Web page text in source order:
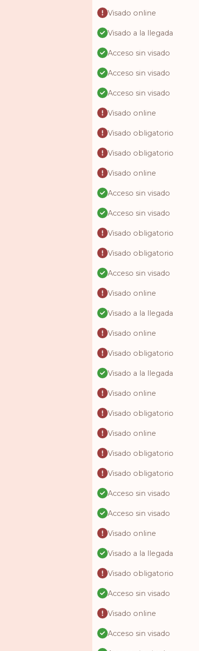
Visado online
Visado a la llegada
Acceso sin visado
Acceso sin visado
Acceso sin visado
Visado online
Visado obligatorio
Visado obligatorio
Visado online
Acceso sin visado
Acceso sin visado
Visado obligatorio
Visado obligatorio
Acceso sin visado
Visado online
Visado a la llegada
Visado online
Visado obligatorio
Visado a la llegada
Visado online
Visado obligatorio
Visado online
Visado obligatorio
Visado obligatorio
Acceso sin visado
Acceso sin visado
Visado online
Visado a la llegada
Visado obligatorio
Acceso sin visado
Visado online
Acceso sin visado